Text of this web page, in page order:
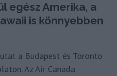
egész Amerika, a
is könnyebben
a Budapest és Toronto
Az Air Canada